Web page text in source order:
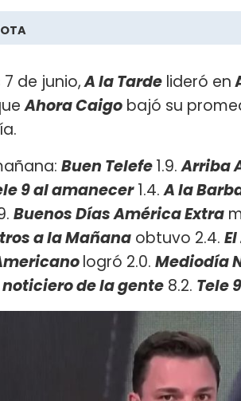
de junio,A la Tarde lideró en
Ahora Caigo bajó su
Buen Telefe1.9.Arriba
9 al amanecer1.4.A la
Buenos Días América Extra
a la Mañana obtuvo 2.4.
logró 2.0. Mediodía
noticiero de la gente 8.2. Tele